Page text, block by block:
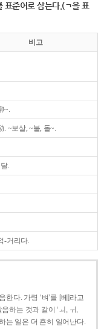
표준어로 삼는다.(ㄱ을 표
비고
~.
. ~보살, ~불, 돌~.
.
-거리다.
다. 가령 ‘벼’를 [베]라고
하는 것과 같이 ‘ㅚ, ㅟ,
는 일은 더 흔히 일어난다.